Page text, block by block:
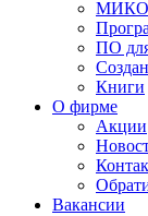
МИКО:
ПО
Книги
О фирме
Акции
Вакансии